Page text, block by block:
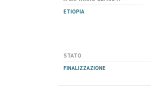
ETIOPIA
STATO
FINALIZZAZIONE